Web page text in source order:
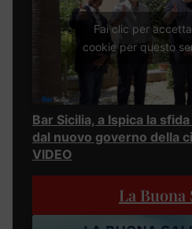
Fai clic per
cookie per questo
Bar Sicilia, a Ispica la
dal nuovo governo della
VIDEO
La Buona